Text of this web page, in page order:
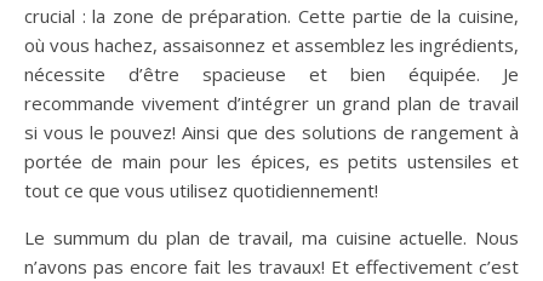
crucial : la zone de préparation. Cette partie de la cuisine,
où vous hachez, assaisonnez et assemblez les ingrédients,
nécessite d’être spacieuse et bien équipée. Je
recommande vivement d’intégrer un grand plan de travail
si vous le pouvez! Ainsi que des solutions de rangement à
portée de main pour les épices, es petits ustensiles et
tout ce que vous utilisez quotidiennement!
Le summum du plan de travail, ma cuisine actuelle. Nous
n’avons pas encore fait les travaux! Et effectivement c’est